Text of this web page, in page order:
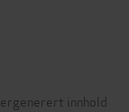
innhold